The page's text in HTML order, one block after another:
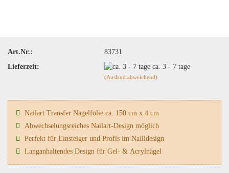
Art.Nr.:
83731
Lieferzeit:
ca. 3 - 7 tage
(Ausland abweichend)
Nailart Transfer Nagelfolie ca. 150 cm x 4 cm
Abwechselungsreiches Nailart-Design möglich
Perfekt für Einsteiger und Profis im Nailldesign
Langanhaltendes Design für Gel- & Acrylnägel